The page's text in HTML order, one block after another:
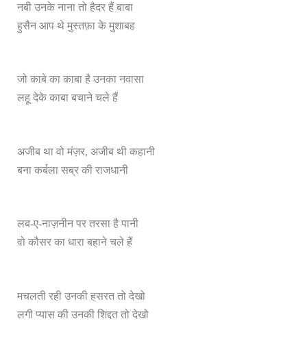
नबी उनके नाना तो हैदर हैं बाबा
हुसैन आप थे मुस्तफ़ा के मुशाबह
जो काबे का काबा है उनका नवासा
लहू देके काबा बचाने चले हैं
अजीब था वो मंज़र, अजीब थी कहानी
बना कर्बला सब्र की राजधानी
लब-ए-नाज़नीन पर तरसा है पानी
वो कौसर का धारा बहाने चले हैं
मचलती रही उनकी हसरत तो देखो
लगी प्यास की उनकी शिद्दत तो देखो